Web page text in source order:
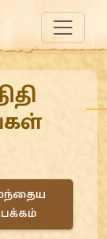
பக்கம்